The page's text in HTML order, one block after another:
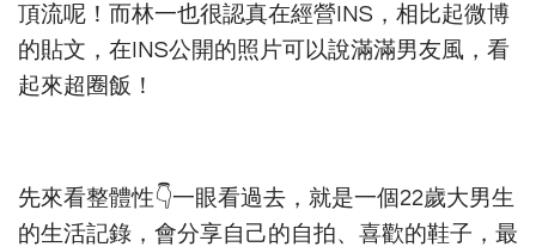
頂流呢！而林一也很認真在經營INS，相比起微博
的貼文，在INS公開的照片可以說滿滿男友風，看
起來超圈飯！
先來看整體性👇一眼看過去，就是一個22歲大男生
的生活記錄，會分享自己的自拍、喜歡的鞋子，最